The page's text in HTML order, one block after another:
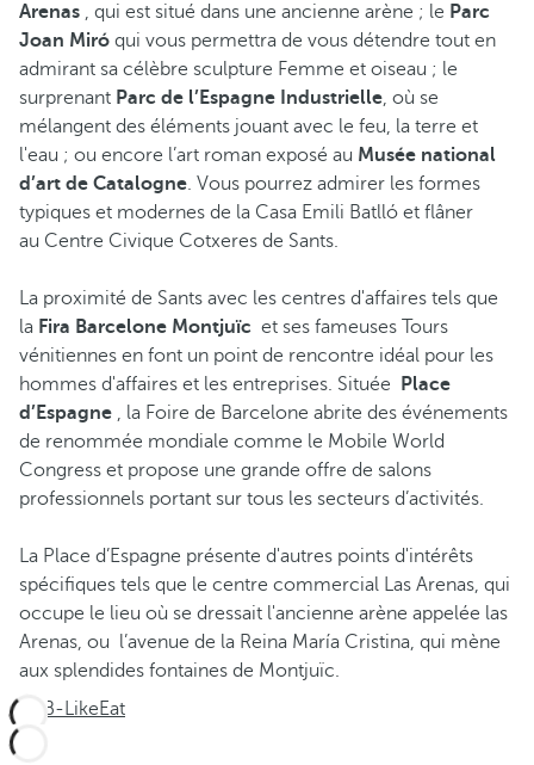
Arenas , qui est situé dans une ancienne arène ; le Parc
Joan Miró qui vous permettra de vous détendre tout en
admirant sa célèbre sculpture Femme et oiseau ; le
surprenant Parc de l’Espagne Industrielle, où se
mélangent des éléments jouant avec le feu, la terre et
l'eau ; ou encore l’art roman exposé au Musée national
d’art de Catalogne. Vous pourrez admirer les formes
typiques et modernes de la Casa Emili Batlló et flâner
au Centre Civique Cotxeres de Sants.
La proximité de Sants avec les centres d'affaires tels que
la Fira Barcelone Montjuïc et ses fameuses Tours
vénitiennes en font un point de rencontre idéal pour les
hommes d'affaires et les entreprises. Située
Place
d’Espagne , la Foire de Barcelone abrite des événements
de renommée mondiale comme le Mobile World
Congress et propose une grande offre de salons
professionnels portant sur tous les secteurs d’activités.
La Place d’Espagne présente d'autres points d'intérêts
spécifiques tels que le centre commercial Las Arenas, qui
occupe le lieu où se dressait l'ancienne arène appelée las
Arenas, ou l’avenue de la Reina María Cristina, qui mène
aux splendides fontaines de Montjuïc.
B-LikeEat